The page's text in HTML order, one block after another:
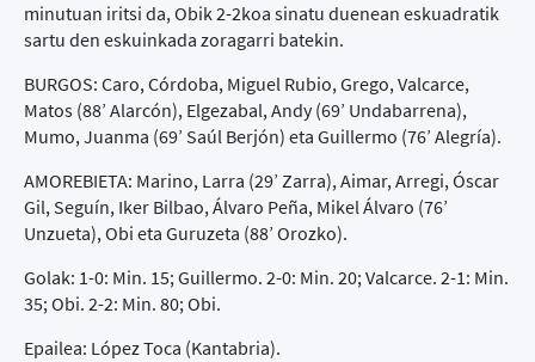
minutuan iritsi da, Obik 2-2koa sinatu duenean eskuadratik
sartu den eskuinkada zoragarri batekin.
BURGOS: Caro, Córdoba, Miguel Rubio, Grego, Valcarce,
Matos (88’ Alarcón), Elgezabal, Andy (69’ Undabarrena),
Mumo, Juanma (69’ Saúl Berjón) eta Guillermo (76’ Alegría).
AMOREBIETA: Marino, Larra (29’ Zarra), Aimar, Arregi, Óscar
Gil, Seguín, Iker Bilbao, Álvaro Peña, Mikel Álvaro (76’
Unzueta), Obi eta Guruzeta (88’ Orozko).
Golak: 1-0: Min. 15; Guillermo. 2-0: Min. 20; Valcarce. 2-1: Min.
35; Obi. 2-2: Min. 80; Obi.
Epailea: López Toca (Kantabria).